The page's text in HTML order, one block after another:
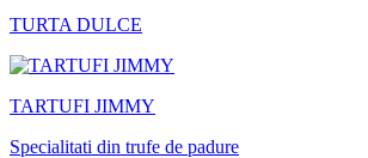
TURTA DULCE
TARTUFI JIMMY
Specialitati din trufe de padure